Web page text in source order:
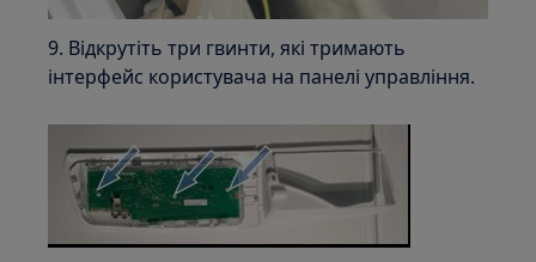
9. Відкрутіть три гвинти, які тримають
інтерфейс користувача на панелі управління.